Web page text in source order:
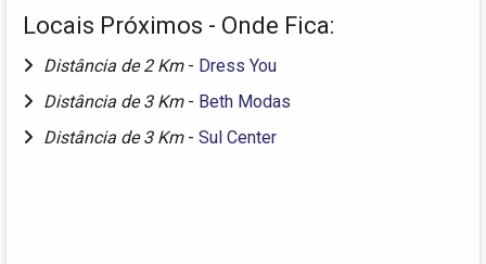
Locais Próximos - Onde Fica:
Distância de 2 Km - Dress You
Distância de 3 Km - Beth Modas
Distância de 3 Km - Sul Center